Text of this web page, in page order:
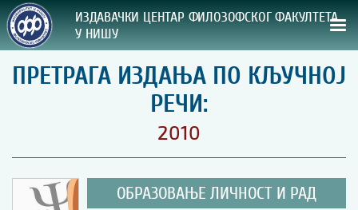
ИЗДАВАЧКИ ЦЕНТАР ФИЛОЗОФСКОГ ФАКУЛТЕТА
У НИШУ
СВА НАША ИЗДАЊА
ВРСТА ИЗДАЊА:
ПРЕГЛЕД
ПРЕТРАГА ИЗДАЊА ПО КЉУЧНОЈ
РЕЧИ:
2010
ОБРАЗОВАЊЕ ЛИЧНОСТ И РАД